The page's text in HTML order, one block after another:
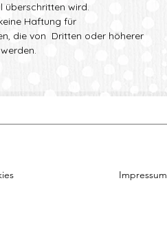
überschritten wird.
Haftung für
die von Dritten oder höherer
Impressum